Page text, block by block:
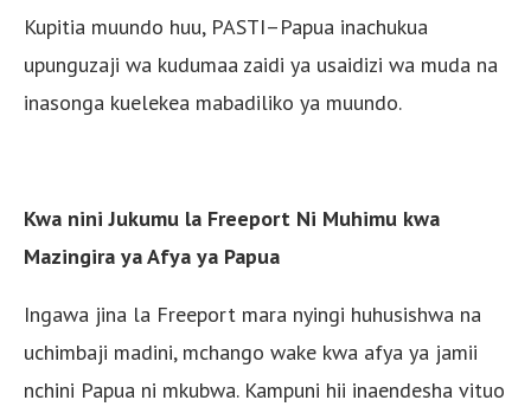
Kupitia muundo huu, PASTI–Papua inachukua
upunguzaji wa kudumaa zaidi ya usaidizi wa muda na
inasonga kuelekea mabadiliko ya muundo.
Kwa nini Jukumu la Freeport Ni Muhimu kwa
Mazingira ya Afya ya Papua
Ingawa jina la Freeport mara nyingi huhusishwa na
uchimbaji madini, mchango wake kwa afya ya jamii
nchini Papua ni mkubwa. Kampuni hii inaendesha vituo